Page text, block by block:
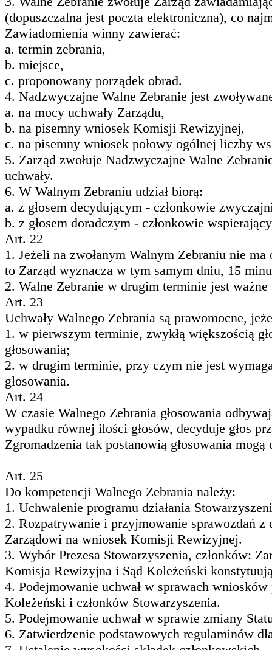
(dopuszczalna jest poczta elektroniczna), co
Zawiadomienia winny zawierać:
a. termin zebrania,
b. miejsce,
c. proponowany porządek obrad.
4. Nadzwyczajne Walne Zebranie jest
a. na mocy uchwały Zarządu,
b. na pisemny wniosek Komisji Rewizyjnej,
c. na pisemny wniosek połowy ogólnej liczby
5. Zarząd zwołuje Nadzwyczajne Walne
uchwały.
6. W Walnym Zebraniu udział biorą:
a. z głosem decydującym - członkowie
b. z głosem doradczym - członkowie
Art. 22
1. Jeżeli na zwołanym Walnym Zebraniu nie
to Zarząd wyznacza w tym samym dniu, 15
2. Walne Zebranie w drugim terminie jest
Art. 23
Uchwały Walnego Zebrania są prawomocne,
1. w pierwszym terminie, zwykłą większością
głosowania;
2. w drugim terminie, przy czym nie jest
głosowania.
Art. 24
W czasie Walnego Zebrania głosowania
wypadku równej ilości głosów, decyduje głos
Zgromadzenia tak postanowią głosowania
Art. 25
Do kompetencji Walnego Zebrania należy:
1. Uchwalenie programu działania
2. Rozpatrywanie i przyjmowanie sprawozdań z
Zarządowi na wniosek Komisji Rewizyjnej.
3. Wybór Prezesa Stowarzyszenia, członków:
Komisja Rewizyjna i Sąd Koleżeński
4. Podejmowanie uchwał w sprawach
Koleżeński i członków Stowarzyszenia.
5. Podejmowanie uchwał w sprawie zmiany
6. Zatwierdzenie podstawowych regulaminów